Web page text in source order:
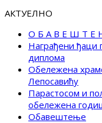
АКТУЕЛНО
О Б А В Е Ш Т Е
Награђени ђаци
диплома
Обележена
Лепосавићу
Парастосом и
обележена
Обавештење